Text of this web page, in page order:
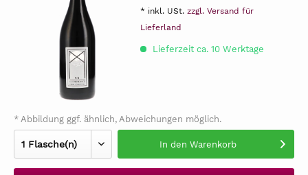
* inkl. USt. zzgl. Versand für
Lieferland
Lieferzeit ca. 10 Werktage
* Abbildung ggf. ähnlich, Abweichungen möglich.
In den Warenkorb